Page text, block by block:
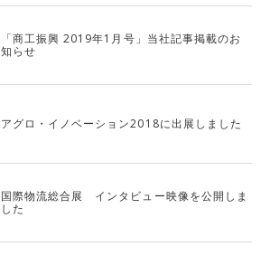
「商工振興 2019年1月号」当社記事掲載のお
知らせ
アグロ・イノベーション2018に出展しました
国際物流総合展 インタビュー映像を公開しま
した